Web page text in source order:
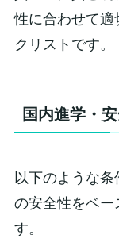
性に合わせて適
クリストです。
国内進学・
以下のような
の安全性をベー
す。